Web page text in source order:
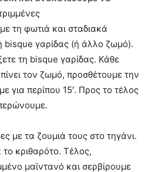
τη φωτιά και σταδιακά
bisque γαρίδας (ή άλλο ζωμό).
τη bisque γαρίδας. Κάθε
τον ζωμό, προσθέτουμε την
για περίπου 15′. Προς το τέλος
με τα ζουμιά τους στο τηγάνι.
κριθαρότο. Τέλος,
μαϊντανό και σερβίρουμε